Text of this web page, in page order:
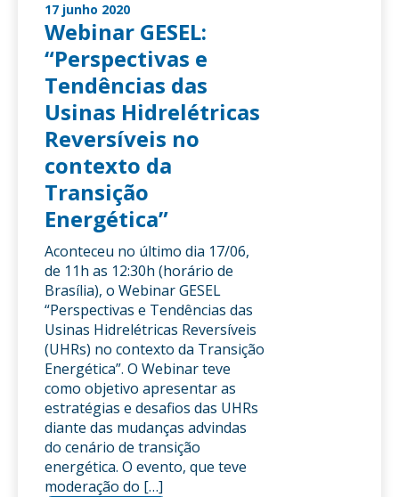
17 junho 2020
Webinar GESEL:
“Perspectivas e
Tendências das
Usinas Hidrelétricas
Reversíveis no
contexto da
Transição
Energética”
Aconteceu no último dia 17/06,
de 11h as 12:30h (horário de
Brasília), o Webinar GESEL
“Perspectivas e Tendências das
Usinas Hidrelétricas Reversíveis
(UHRs) no contexto da Transição
Energética”. O Webinar teve
como objetivo apresentar as
estratégias e desafios das UHRs
diante das mudanças advindas
do cenário de transição
energética. O evento, que teve
moderação do […]